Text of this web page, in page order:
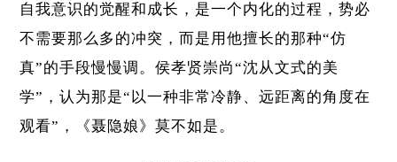
自我意识的觉醒和成长，是一个内化的过程，势必
不需要那么多的冲突，而是用他擅长的那种“仿
真”的手段慢慢调。侯孝贤崇尚“沈从文式的美
学”，认为那是“以一种非常冷静、远距离的角度在
观看”，《聂隐娘》莫不如是。